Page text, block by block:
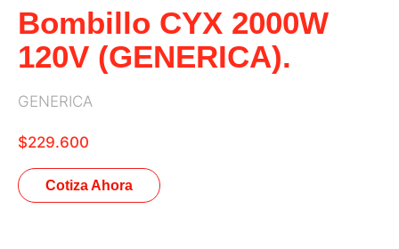
Bombillo CYX 2000W
120V (GENERICA).
GENERICA
$229.600
Cotiza Ahora